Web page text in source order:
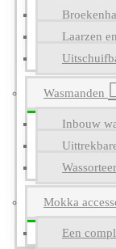
Laarzen
Wasmanden
Inbouw
Mokka
Een